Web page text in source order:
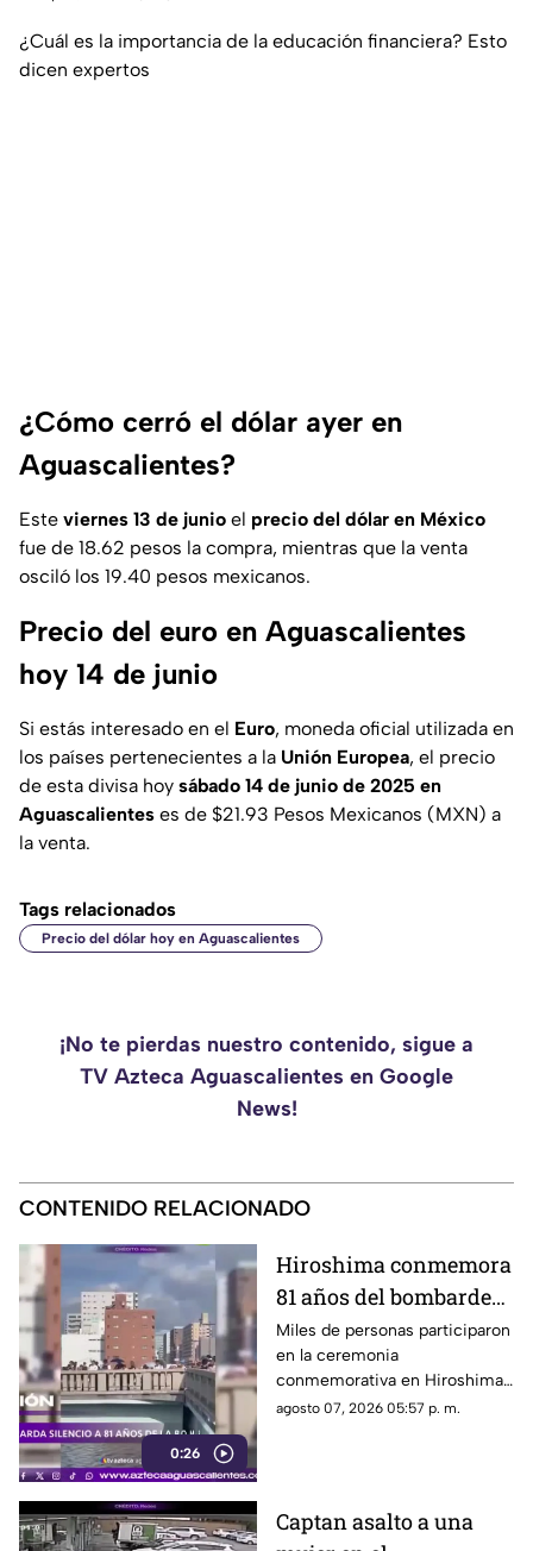
¿Cuál es la importancia de la educación financiera? Esto
dicen expertos
¿Cómo cerró el dólar ayer en
Aguascalientes?
Este viernes 13 de junio el precio del dólar en México
fue de 18.62 pesos la compra, mientras que la venta
osciló los 19.40 pesos mexicanos.
Precio del euro en Aguascalientes
hoy 14 de junio
Si estás interesado en el Euro, moneda oficial utilizada en
los países pertenecientes a la Unión Europea, el precio
de esta divisa hoy sábado 14 de junio de 2025 en
Aguascalientes es de $21.93 Pesos Mexicanos (MXN) a
la venta.
Tags relacionados
Precio del dólar hoy en Aguascalientes
¡No te pierdas nuestro contenido, sigue a
TV Azteca Aguascalientes en Google
News!
CONTENIDO RELACIONADO
0:26
Hiroshima conmemora
81 años del bombardeo
atómico con un minuto
de silencio
Miles de personas participaron
en la ceremonia
conmemorativa en Hiroshima,
donde se recordó a las
agosto 07, 2026 05:57 p. m.
Captan asalto a una